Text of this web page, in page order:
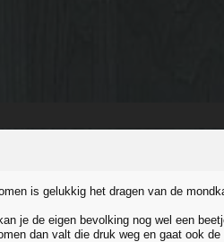
is gelukkig het dragen van de
je de eigen bevolking nog wel een
dan valt die druk weg en gaat ook